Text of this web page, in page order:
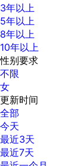
3年以上
5年以上
8年以上
10年以上
性别要求
不限
女
更新时间
全部
今天
最近3天
最近7天